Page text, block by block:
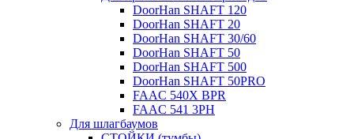
DoorHan SHAFT 120
DoorHan SHAFT 20
DoorHan SHAFT 30/60
DoorHan SHAFT 50
DoorHan SHAFT 500
DoorHan SHAFT 50PRO
FAAC 540X BPR
FAAC 541 3PH
Для шлагбаумов